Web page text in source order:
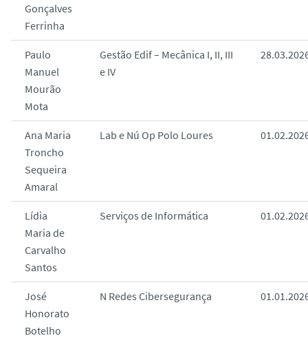
Gonçalves
Ferrinha
Paulo
Manuel
Mourão
Mota
Gestão Edif – Mecânica I, II, III
e IV
Ana Maria
Troncho
Sequeira
Amaral
Lab e Nú Op Polo Loures
Lídia
Maria de
Carvalho
Santos
Serviços de Informática
José
Honorato
Botelho
N Redes Cibersegurança